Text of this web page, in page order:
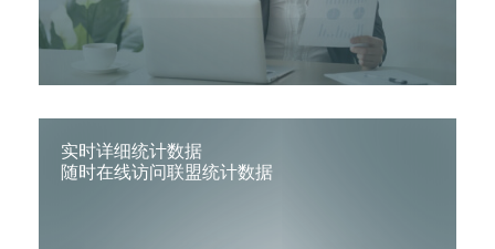
实时详细统计数据
随时在线访问联盟统计数据